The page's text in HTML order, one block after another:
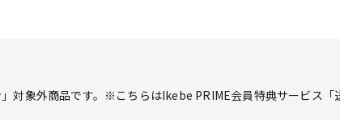
対象外商品です。※こちらはIkebe PRIME会員特典サービス「